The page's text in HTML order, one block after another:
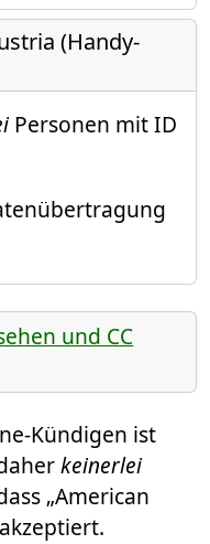
(Handy-
Personen mit ID
und CC
Kündigen ist
keinerlei
„American